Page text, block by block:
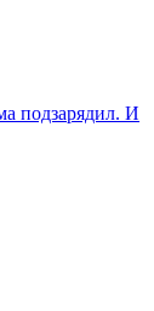
подзарядил. И